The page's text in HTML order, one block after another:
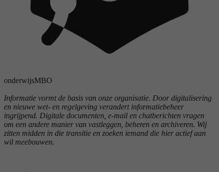
onderwijsMBO
Informatie vormt de basis van onze organisatie. Door digitalisering
en nieuwe wet- en regelgeving verandert informatiebeheer
ingrijpend. Digitale documenten, e-mail en chatberichten vragen
om een andere manier van vastleggen, beheren en archiveren. Wij
zitten midden in die transitie en zoeken iemand die hier actief aan
wil meebouwen.